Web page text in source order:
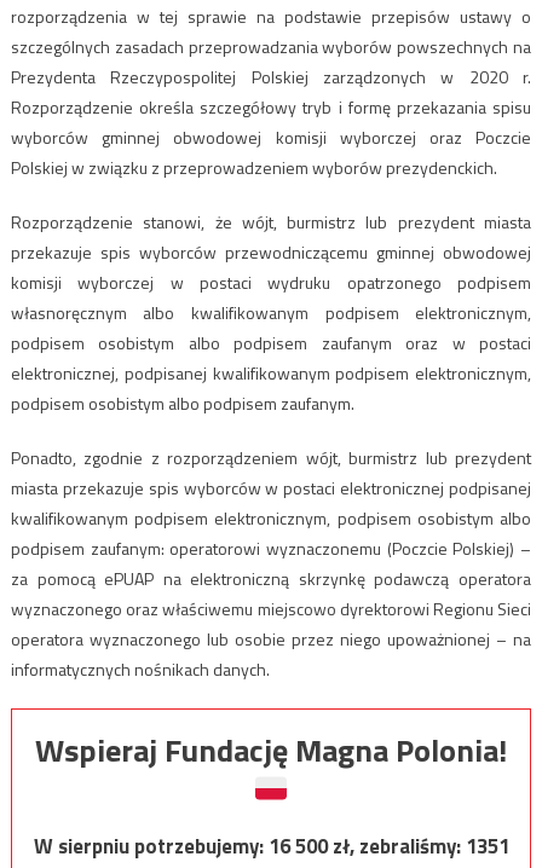
rozporządzenia w tej sprawie na podstawie przepisów ustawy o
szczególnych zasadach przeprowadzania wyborów powszechnych na
Prezydenta Rzeczypospolitej Polskiej zarządzonych w 2020 r.
Rozporządzenie określa szczegółowy tryb i formę przekazania spisu
wyborców gminnej obwodowej komisji wyborczej oraz Poczcie
Polskiej w związku z przeprowadzeniem wyborów prezydenckich.
Rozporządzenie stanowi, że wójt, burmistrz lub prezydent miasta
przekazuje spis wyborców przewodniczącemu gminnej obwodowej
komisji wyborczej w postaci wydruku opatrzonego podpisem
własnoręcznym albo kwalifikowanym podpisem elektronicznym,
podpisem osobistym albo podpisem zaufanym oraz w postaci
elektronicznej, podpisanej kwalifikowanym podpisem elektronicznym,
podpisem osobistym albo podpisem zaufanym.
Ponadto, zgodnie z rozporządzeniem wójt, burmistrz lub prezydent
miasta przekazuje spis wyborców w postaci elektronicznej podpisanej
kwalifikowanym podpisem elektronicznym, podpisem osobistym albo
podpisem zaufanym: operatorowi wyznaczonemu (Poczcie Polskiej) –
za pomocą ePUAP na elektroniczną skrzynkę podawczą operatora
wyznaczonego oraz właściwemu miejscowo dyrektorowi Regionu Sieci
operatora wyznaczonego lub osobie przez niego upoważnionej – na
informatycznych nośnikach danych.
Wspieraj Fundację Magna Polonia!
W sierpniu potrzebujemy:16 500zł, zebraliśmy:1351